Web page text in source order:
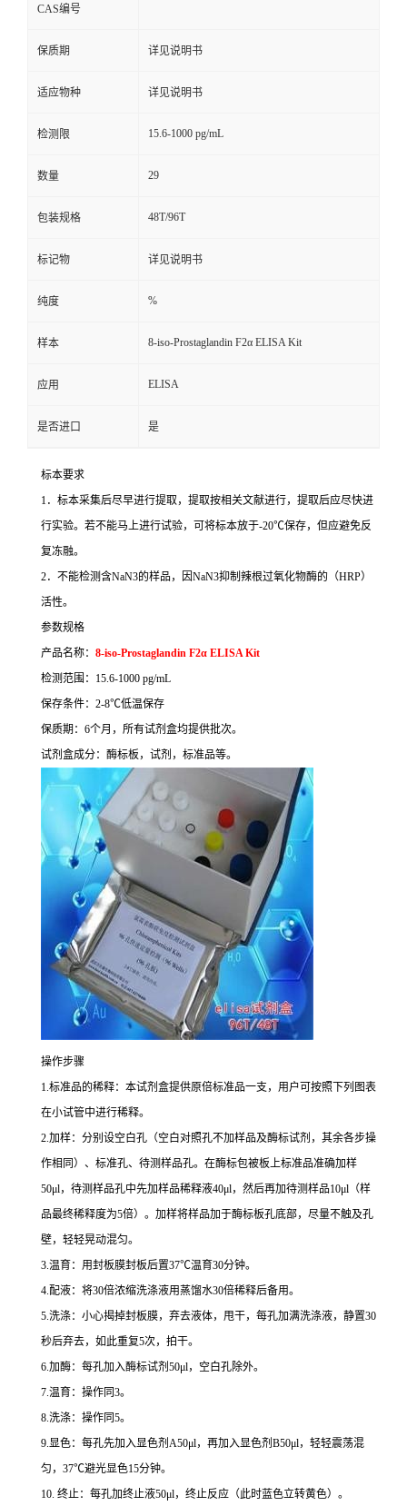
CAS编号
保质期 详见说明书
适应物种 详见说明书
检测限 15.6-1000 pg/mL
数量 29
包装规格 48T/96T
标记物 详见说明书
纯度 %
样本 8-iso-Prostaglandin F2α ELISA Kit
应用 ELISA
是否进口 是
标本要求
1．标本采集后尽早进行提取，提取按相关文献进行，提取后应尽快进
行实验。若不能马上进行试验，可将标本放于-20℃保存，但应避免反
复冻融。
2．不能检测含NaN3的样品，因NaN3抑制辣根过氧化物酶的（HRP）
活性。
参数规格
产品名称： 8-iso-Prostaglandin F2α ELISA Kit
检测范围： 15.6-1000 pg/mL
保存条件： 2-8℃低温保存
保质期： 6个月，所有试剂盒均提供批次。
试剂盒成分：酶标板，试剂，标准品等。
操作步骤
1.标准品的稀释：本试剂盒提供原倍标准品一支，用户可按照下列图表
在小试管中进行稀释。
2.加样：分别设空白孔（空白对照孔不加样品及酶标试剂，其余各步操
作相同）、标准孔、待测样品孔。在酶标包被板上标准品准确加样
50μl，待测样品孔中先加样品稀释液40μl，然后再加待测样品10μl （样
品最终稀释度为5倍）。加样将样品加于酶标板孔底部，尽量不触及孔
壁，轻轻晃动混匀。
3.温育：用封板膜封板后置37℃温育30分钟。
4.配液：将30倍浓缩洗涤液用蒸馏水30倍稀释后备用。
5.洗涤：小心揭掉封板膜，弃去液体，甩干，每孔加满洗涤液，静置30
秒后弃去，如此重复5次，拍干。
6.加酶：每孔加入酶标试剂 50μl，空白孔除外。
7.温育：操作同 3。
8.洗涤：操作同 5。
9.显色：每孔先加入显色剂 A50μl，再加入显色剂 B50μl，轻轻震荡混
匀， 37℃避光显色15分钟。
10. 终止：每孔加终止液50μl，终止反应（此时蓝色立转黄色）。